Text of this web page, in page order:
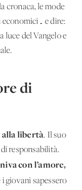
cronaca, le mode
e dire:
luce del Vangelo e
di
alla libertà. Il suo
responsabilità.
con l’amore,
giovani sapessero